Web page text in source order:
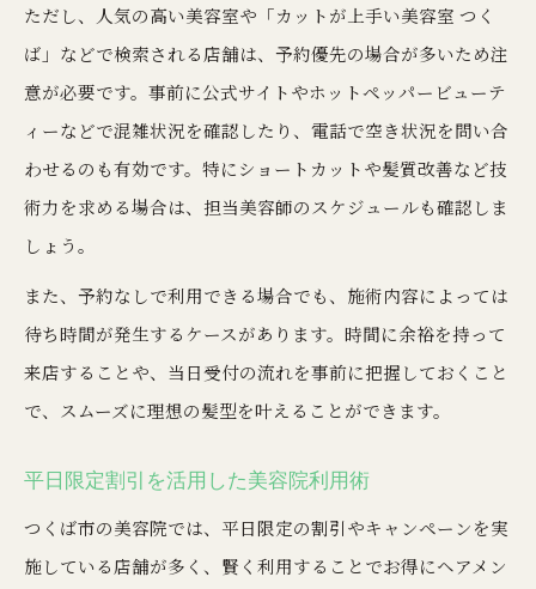
ただし、人気の高い美容室や「カットが上手い美容室 つく
ば」などで検索される店舗は、予約優先の場合が多いため注
意が必要です。事前に公式サイトやホットペッパービューテ
ィーなどで混雑状況を確認したり、電話で空き状況を問い合
わせるのも有効です。特にショートカットや髪質改善など技
術力を求める場合は、担当美容師のスケジュールも確認しま
しょう。
また、予約なしで利用できる場合でも、施術内容によっては
待ち時間が発生するケースがあります。時間に余裕を持って
来店することや、当日受付の流れを事前に把握しておくこと
で、スムーズに理想の髪型を叶えることができます。
平日限定割引を活用した美容院利用術
つくば市の美容院では、平日限定の割引やキャンペーンを実
施している店舗が多く、賢く利用することでお得にヘアメン